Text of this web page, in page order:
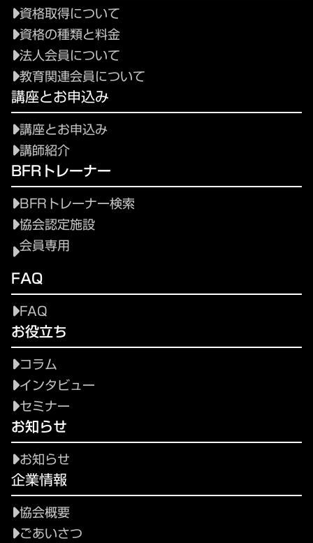
資格取得について
資格の種類と料金
法人会員について
教育関連会員について
講座とお申込み
講座とお申込み
講師紹介
BFRトレーナー
BFRトレーナー検索
協会認定施設
会員専用
FAQ
FAQ
お役立ち
コラム
インタビュー
セミナー
お知らせ
お知らせ
企業情報
協会概要
ごあいさつ